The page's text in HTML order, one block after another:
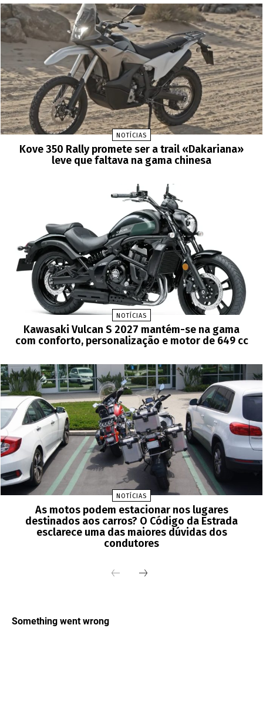
NOTÍCIAS
Kove 350 Rally promete ser a trail «Dakariana»
leve que faltava na gama chinesa
NOTÍCIAS
Kawasaki Vulcan S 2027 mantém-se na gama
com conforto, personalização e motor de 649 cc
NOTÍCIAS
As motos podem estacionar nos lugares
destinados aos carros? O Código da Estrada
esclarece uma das maiores dúvidas dos
condutores